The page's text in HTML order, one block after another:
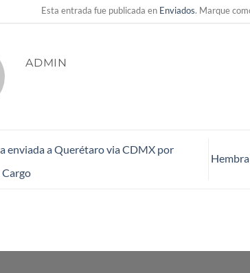
Esta entrada fue publicada en Enviados. Marque
ADMIN
enviada a Querétaro via CDMX por